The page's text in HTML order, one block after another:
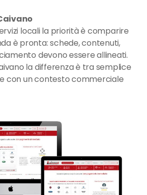
locali la priorità è comparire
è pronta: schede, contenuti,
devono essere allineati.
la differenza è tra semplice
con un contesto commerciale